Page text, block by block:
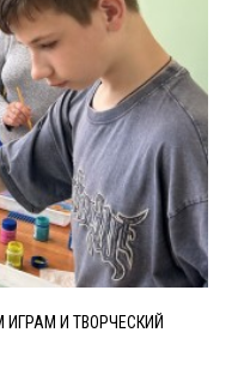
И ТВОРЧЕСКИЙ